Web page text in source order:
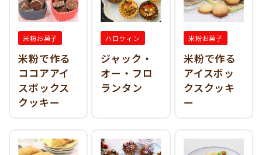
米粉お菓子
米粉で作る
ココアアイ
スボックス
クッキー
ハロウィン
ジャック・
オー・フロ
ランタン
米粉お菓子
米粉で作る
アイスボッ
クスクッキ
ー